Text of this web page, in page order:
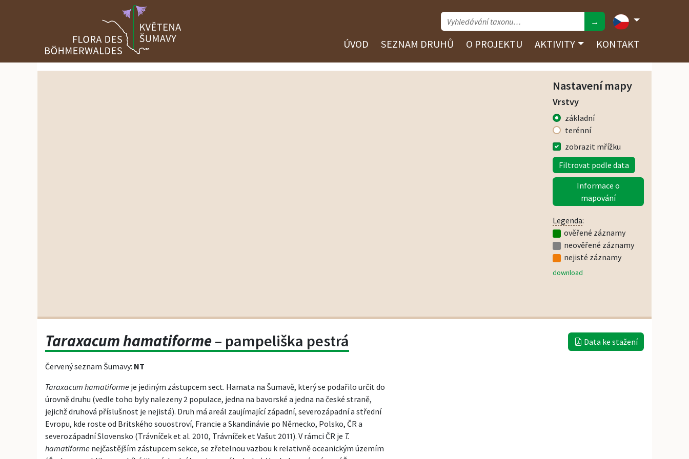
→
ÚVOD SEZNAM DRUHŮ O PROJEKTU AKTIVITY KONTAKT
Nastavení mapy
Vrstvy
základní
terénní
zobrazit mřížku
Filtrovat podle data
Informace o
mapování
Legenda:
ověřené záznamy
neověřené záznamy
nejisté záznamy
download
Taraxacum hamatiforme– pampeliška pestrá Data ke stažení
Červený seznam Šumavy: NT
Taraxacum hamatiforme je jediným zástupcem sect. Hamata na Šumavě, který se podařilo určit do
úrovně druhu (vedle toho byly nalezeny 2 populace, jedna na bavorské a jedna na české straně,
jejichž druhová příslušnost je nejistá). Druh má areál zaujímající západní, severozápadní a střední
Evropu, kde roste od Britského souostroví, Francie a Skandinávie po Německo, Polsko, ČR a
severozápadní Slovensko (Trávníček et al. 2010, Trávníček et Vašut 2011). V rámci ČR je T.
hamatiforme nejčastějším zástupcem sekce, se zřetelnou vazbou k relativně oceanickým územím